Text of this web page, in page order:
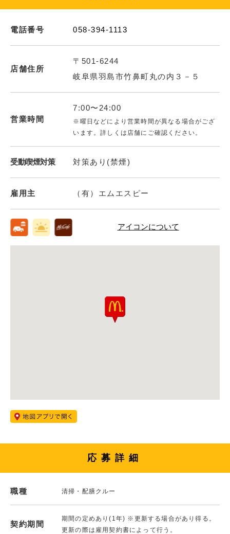
電話番号 058-394-1113
店舗住所
〒501-6244
岐阜県羽島市竹鼻町丸の内３－５
営業時間
7:00〜24:00
※曜日などにより営業時間が異なる場合がござ
います。詳しくは店舗にご確認ください。
受動喫煙対策 対策あり(禁煙)
雇用主 （有）エムエスピー
アイコンについて
応募詳細
職種 清掃・配膳クルー
契約期間
期間の定めあり(1年) ※更新する場合があり得る。
更新の際は雇用契約書によって行う。